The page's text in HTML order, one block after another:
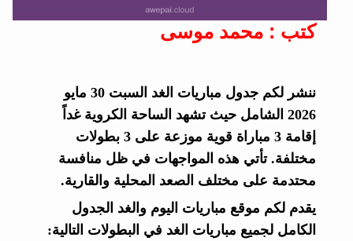
كتب : محمد موسى
ننشر لكم جدول مباريات الغد السبت 30 مايو
2026 الشامل حيث تشهد الساحة الكروية غداً
إقامة 3 مباراة قوية موزعة على 3 بطولات
مختلفة. تأتي هذه المواجهات في ظل منافسة
محتدمة على مختلف الصعد المحلية والقارية.
يقدم لكم موقع مباريات اليوم والغد الجدول
الكامل لجميع مباريات الغد في البطولات التالية: